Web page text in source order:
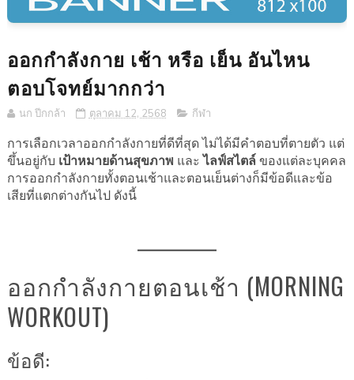
ออกกำลังกาย เช้า หรือ เย็น อันไหน
ตอบโจทย์มากกว่า
นก ปีกกล้า ตุลาคม 12, 2568 กีฬา
การเลือกเวลาออกกำลังกายที่ดีที่สุด ไม่ได้มีคำตอบที่ตายตัว แต่
ขึ้นอยู่กับ เป้าหมายด้านสุขภาพ และไลฟ์สไตล์ของแต่ละบุคคล
การออกกำลังกายทั้งตอนเช้าและตอนเย็นต่างก็มีข้อดีและข้อ
เสียที่แตกต่างกันไป ดังนี้
ออกกำลังกายตอนเช้า (MORNING
WORKOUT)
ข้อดี: